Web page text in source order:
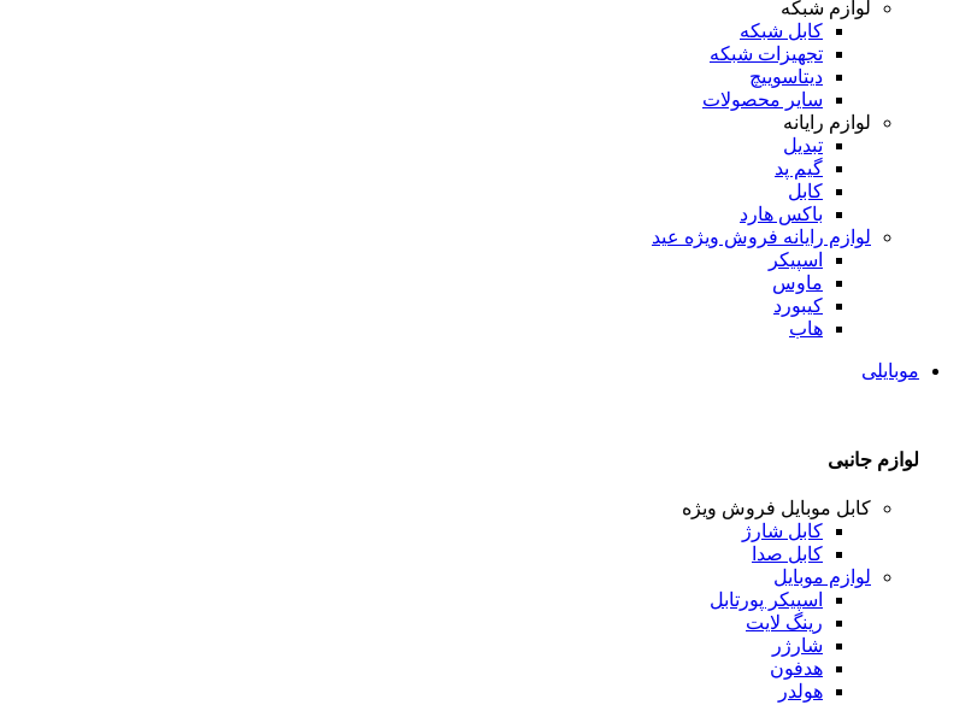
لوازم شبکه
کابل شبکه
تجهیزات شبکه
دیتاسوییچ
سایر محصولات
لوازم رایانه
تبدیل
گیم پد
کابل
باکس هارد
لوازم رایانه فروش ویژه عید
اسپیکر
ماوس
کیبورد
هاب
موبایلی
لوازم جانبی
کابل موبایل فروش ویژه
کابل شارژ
کابل صدا
لوازم موبایل
اسپیکر پورتابل
رینگ لایت
شارژر
هدفون
هولدر